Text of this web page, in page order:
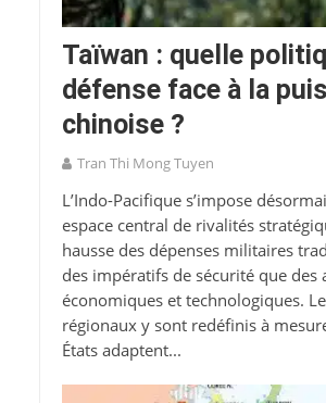
Taïwan : quelle
défense face à la
chinoise ?
Tran Thi Mong Tuyen
L’Indo-Pacifique s’impose
espace central de rivalités
hausse des dépenses militaires
des impératifs de sécurité que des
économiques et technologiques.
régionaux y sont redéfinis à
États adaptent...